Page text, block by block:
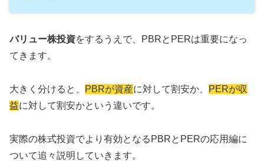
バリュー株投資をするうえで、PBRとPERは重要になっ
てきます。
大きく分けると、 PBRが資産に対して割安か、
PERが収
益に対して割安かという違いです。
実際の株式投資でより有効となるPBRとPERの応用編に
ついて追々説明していきます。